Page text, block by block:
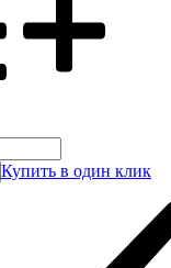
Купить в один клик